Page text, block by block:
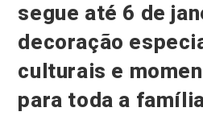
segue até 6 de
decoração
culturais e
para toda a